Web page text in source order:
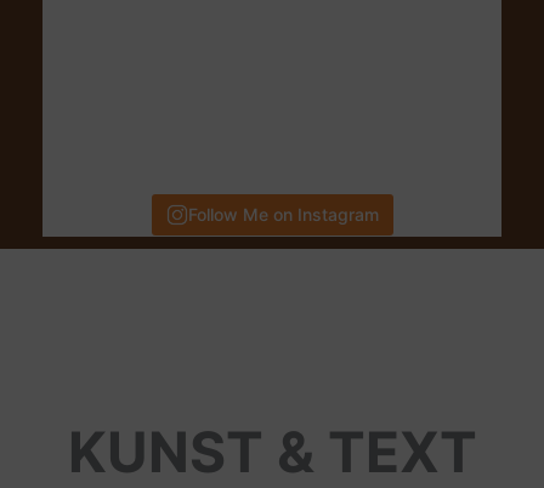
Follow Me on Instagram
KUNST & TEXT